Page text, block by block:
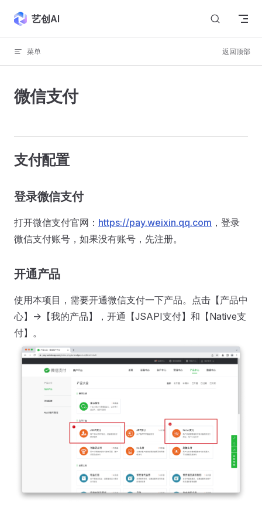
Skip to content
艺创AI
菜单 返回顶部
微信支付
支付配置
登录微信支付
打开微信支付官网： https://pay.weixin.qq.com ，登录
微信支付账号，如果没有账号，先注册。
开通产品
使用本项目，需要开通微信支付一下产品。点击【产品中
心】->【我的产品】，开通【JSAPI支付】和【Native支
付】。